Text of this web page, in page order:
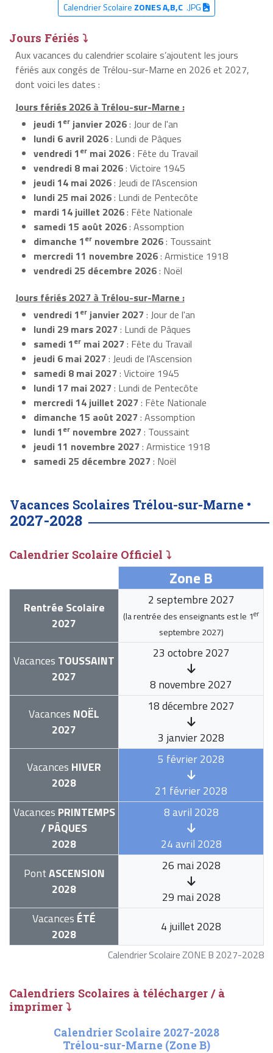
Calendrier Scolaire ZONES A,B,C.JPG
Jours Fériés ⤵
Aux vacances du calendrier scolaire s’ajoutent les jours
fériés aux congés de Trélou-sur-Marne en 2026 et 2027,
dont voici les dates :
Jours fériés 2026 à Trélou-sur-Marne :
jeudi 1er janvier 2026: Jour de l'an
lundi 6 avril 2026: Lundi de Pâques
vendredi 1er mai 2026: Fête du Travail
vendredi 8 mai 2026: Victoire 1945
jeudi 14 mai 2026: Jeudi de l'Ascension
lundi 25 mai 2026: Lundi de Pentecôte
mardi 14 juillet 2026: Fête Nationale
samedi 15 août 2026: Assomption
dimanche 1er novembre 2026: Toussaint
mercredi 11 novembre 2026: Armistice 1918
vendredi 25 décembre 2026: Noël
Jours fériés 2027 à Trélou-sur-Marne :
vendredi 1er janvier 2027: Jour de l'an
lundi 29 mars 2027: Lundi de Pâques
samedi 1er mai 2027: Fête du Travail
jeudi 6 mai 2027: Jeudi de l'Ascension
samedi 8 mai 2027: Victoire 1945
lundi 17 mai 2027: Lundi de Pentecôte
mercredi 14 juillet 2027: Fête Nationale
dimanche 15 août 2027: Assomption
lundi 1er novembre 2027: Toussaint
jeudi 11 novembre 2027: Armistice 1918
samedi 25 décembre 2027: Noël
Vacances Scolaires Trélou-sur-Marne •
2027-2028
Calendrier Scolaire Officiel ⤵
Calendrier Scolaire ZONE B 2027-2028
Zone B
Rentrée Scolaire
2027
2 septembre 2027
(la rentrée des enseignants est le 1er
septembre 2027)
Vacances TOUSSAINT
2027
23 octobre 2027
8 novembre 2027
Vacances NOËL
2027
18 décembre 2027
3 janvier 2028
Vacances HIVER
2028
5 février 2028
21 février 2028
Vacances PRINTEMPS
/ PÂQUES
2028
8 avril 2028
24 avril 2028
PontASCENSION
2028
26 mai 2028
29 mai 2028
Vacances ÉTÉ
2028
4 juillet 2028
Calendriers Scolaires à télécharger / à
imprimer ⤵
Calendrier Scolaire 2027-2028
Trélou-sur-Marne (Zone B)